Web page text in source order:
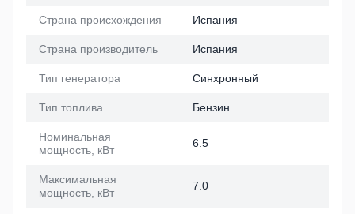
Страна происхождения Испания
Страна производитель Испания
Тип генератора Синхронный
Тип топлива Бензин
Номинальная
мощность, кВт
6.5
Максимальная
мощность, кВт
7.0